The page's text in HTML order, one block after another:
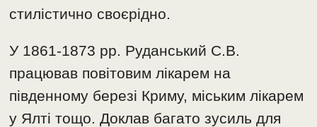
стилістично своєрідно.
У 1861-1873 рр. Руданський С.В.
працював повітовим лікарем на
південному березі Криму, міським лікарем
у Ялті тощо. Доклав багато зусиль для